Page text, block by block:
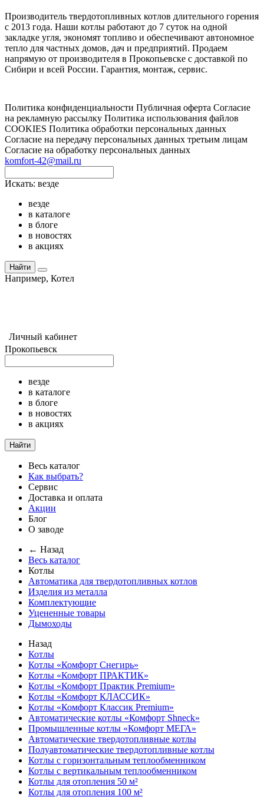
Производитель твердотопливных котлов длительного горения
с 2013 года. Наши котлы работают до 7 суток на одной
закладке угля, экономят топливо и обеспечивают автономное
тепло для частных домов, дач и предприятий. Продаем
напрямую от производителя в Прокопьевске с доставкой по
Сибири и всей России. Гарантия, монтаж, сервис.
Политика конфиденциальности Публичная оферта Согласие
на рекламную рассылку Политика использования файлов
COOKIES Политика обработки персональных данных
Согласие на передачу персональных данных третьим лицам
Согласие на обработку персональных данных
komfort-42@mail.ru
Искать: везде
везде
в каталоге
в блоге
в новостях
в акциях
Найти
Например, Котел
Личный кабинет
Прокопьевск
везде
в каталоге
в блоге
в новостях
в акциях
Найти
Весь каталог
Как выбрать?
Сервис
Доставка и оплата
Акции
Блог
О заводе
← Назад
Весь каталог
Котлы
Автоматика для твердотопливных котлов
Изделия из металла
Комплектующие
Уцененные товары
Дымоходы
Назад
Котлы
Котлы «Комфорт Снегирь»
Котлы «Комфорт ПРАКТИК»
Котлы «Комфорт Практик Premium»
Котлы «Комфорт КЛАССИК»
Котлы «Комфорт Классик Premium»
Автоматические котлы «Комфорт Shneck»
Промышленные котлы «Комфорт МЕГА»
Автоматические твердотопливные котлы
Полуавтоматические твердотопливные котлы
Котлы с горизонтальным теплообменником
Котлы с вертикальным теплообменником
Котлы для отопления 50 м²
Котлы для отопления 100 м²